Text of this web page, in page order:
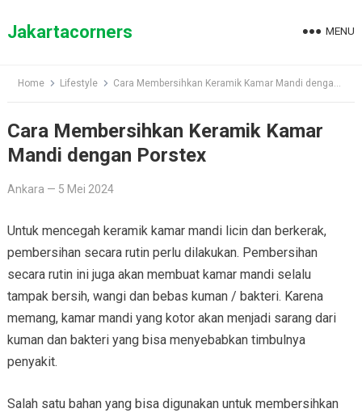
Jakartacorners MENU
Home Lifestyle Cara Membersihkan Keramik Kamar Mandi dengan Porstex
Cara Membersihkan Keramik Kamar
Mandi dengan Porstex
Ankara — 5 Mei 2024
Untuk mencegah keramik kamar mandi licin dan berkerak,
pembersihan secara rutin perlu dilakukan. Pembersihan
secara rutin ini juga akan membuat kamar mandi selalu
tampak bersih, wangi dan bebas kuman / bakteri. Karena
memang, kamar mandi yang kotor akan menjadi sarang dari
kuman dan bakteri yang bisa menyebabkan timbulnya
penyakit.
Salah satu bahan yang bisa digunakan untuk membersihkan